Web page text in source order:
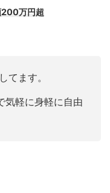
200万円超
てます。
気軽に身軽に自由